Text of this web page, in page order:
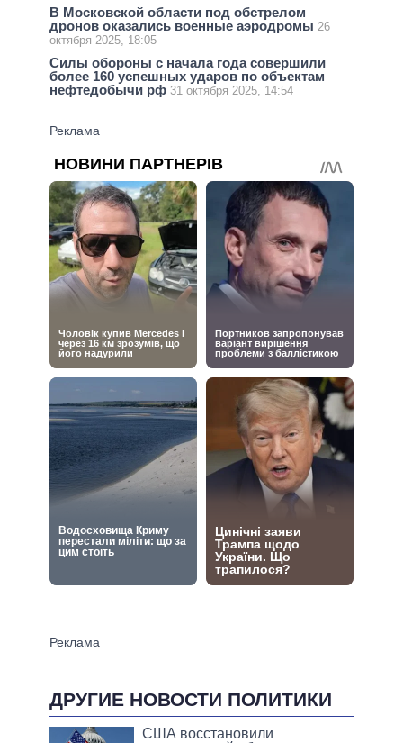
В Московской области под обстрелом
дронов оказались военные аэродромы 26
октября 2025, 18:05
Силы обороны с начала года совершили
более 160 успешных ударов по объектам
нефтедобычи рф 31 октября 2025, 14:54
ДРУГИЕ НОВОСТИ ПОЛИТИКИ
США восстановили